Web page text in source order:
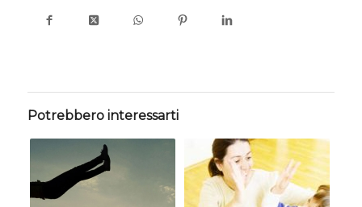
Potrebbero interessarti